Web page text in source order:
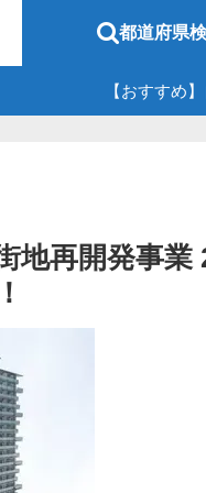
都道府県
【おすすめ
地再開発事